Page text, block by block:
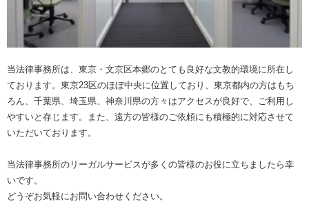
当法律事務所は、東京・文京区本郷のとても良好な文教的環境に所在し
ております。東京23区のほぼ中央に位置しており、東京都内の方はもち
ろん、千葉県、埼玉県、神奈川県の方々はアクセスが良好で、ご利用し
やすいと存じます。また、遠方の皆様のご依頼にも積極的に対応させて
いただいております。
当法律事務所のリーガルサービスが多くの皆様のお役に立ちましたら幸
いです。
どうぞお気軽にお問い合わせください。